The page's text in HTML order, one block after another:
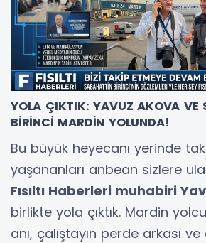
YOLA ÇIKTIK: YAVUZ AKOVA VE
BİRİNCİ MARDİN YOLUNDA!
Bu büyük heyecanı yerinde
yaşananları anbean sizlere
Fısıltı Haberleri muhabiri
birlikte yola çıktık. Mardin
anı, çalıştayın perde arkası